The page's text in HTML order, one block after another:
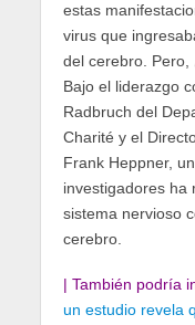
estas
virus que
del cerebro. Pero,
Bajo el liderazgo
Radbruch del
Charité y el
Frank Heppner,
investigadores ha
sistema nervioso
cerebro.
| También podría
un estudio revela